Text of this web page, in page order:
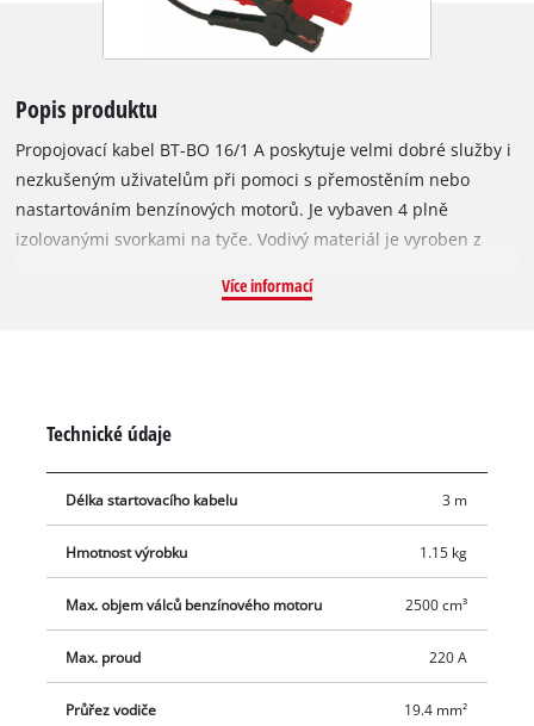
Popis produktu
Propojovací kabel BT-BO 16/1 A poskytuje velmi dobré služby i
nezkušeným uživatelům při pomoci s přemostěním nebo
nastartováním benzínových motorů. Je vybaven 4 plně
izolovanými svorkami na tyče. Vodivý materiál je vyroben z
mm²). Startovací kabel je dodáván v praktické přepravní tašce
Více informací
Technické údaje
Délka startovacího kabelu 3 m
Hmotnost výrobku 1.15 kg
Max. objem válců benzínového motoru 2500 cm³
Max. proud 220 A
Průřez vodiče 19.4 mm²